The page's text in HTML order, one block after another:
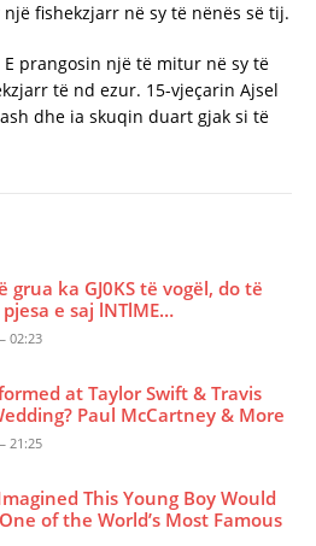
fishekzjarr në sy të nënës së tij.
prangosin një të mitur në sy të
të nd ezur. 15-vjeçarin Ajsel
dhe ia skuqin duart gjak si të
grua ka GJ0KS të vogël, do të
e saj lNTlME…
02:23
at Taylor Swift & Travis
Paul McCartney & More
21:25
This Young Boy Would
of the World’s Most Famous